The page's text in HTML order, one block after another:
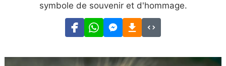
symbole de souvenir et d'hommage.